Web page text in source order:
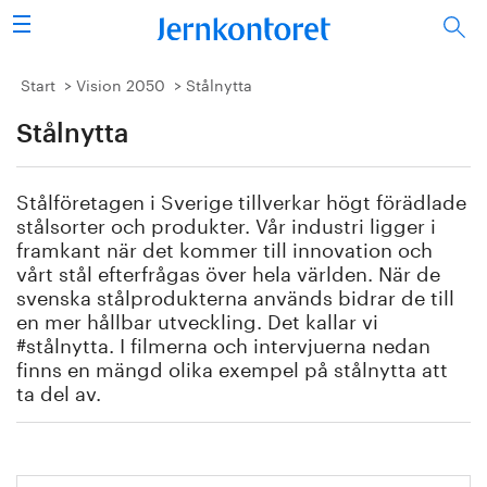
Sök
Stålindustrin
Vision 2050
Forskning/utbildning
Energi/miljö
Vi tycker
Publicerat
Bildbank
Start Vision 2050 Stålnytta
Stålnytta
Stålföretagen i Sverige tillverkar högt förädlade
stålsorter och produkter. Vår industri ligger i
framkant när det kommer till innovation och
vårt stål efterfrågas över hela världen. När de
svenska stålprodukterna används bidrar de till
en mer hållbar utveckling. Det kallar vi
#stålnytta. I filmerna och intervjuerna nedan
finns en mängd olika exempel på stålnytta att
ta del av.